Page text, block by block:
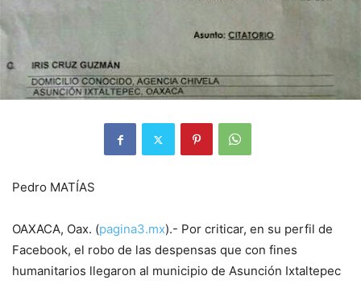
Pedro MATÍAS
OAXACA, Oax. (pagina3.mx).- Por criticar, en su perfil de
Facebook, el robo de las despensas que con fines
humanitarios llegaron al municipio de Asunción Ixtaltepec